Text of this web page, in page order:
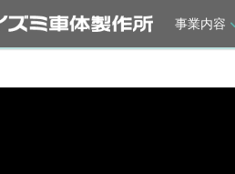
事業内容